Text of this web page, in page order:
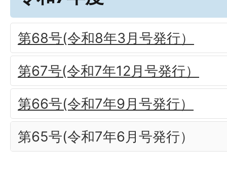
第68号(令和8年3月号発行）
第67号(令和7年12月号発行）
第66号(令和7年9月号発行）
第65号(令和7年6月号発行）